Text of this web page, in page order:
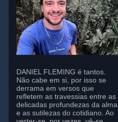
DANIEL FLEMING é tantos.
Não cabe em si, por isso se
derrama em versos que
refletem as travessias entre as
delicadas profundezas da alma
e as sutilezas do cotidiano. Ao